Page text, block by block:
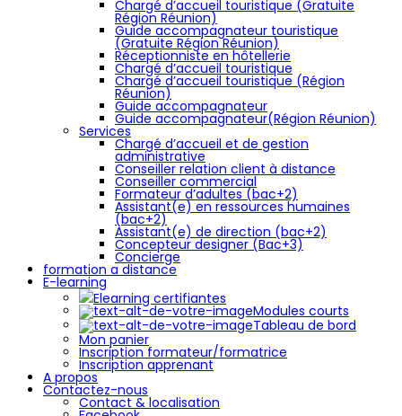
Chargé d’accueil touristique (Gratuite
Région Réunion)
Guide accompagnateur touristique
(Gratuite Région Réunion)
Réceptionniste en hôtellerie
Chargé d’accueil touristique
Chargé d’accueil touristique (Région
Réunion)
Guide accompagnateur
Guide accompagnateur(Région Réunion)
Services
Chargé d’accueil et de gestion
administrative
Conseiller relation client à distance
Conseiller commercial
Formateur d’adultes (bac+2)
Assistant(e) en ressources humaines
(bac+2)
Assistant(e) de direction (bac+2)
Concepteur designer (Bac+3)
Concierge
formation a distance
E-learning
Elearning certifiantes
Modules courts
Tableau de bord
Mon panier
Inscription formateur/formatrice
Inscription apprenant
A propos
Contactez-nous
Contact & localisation